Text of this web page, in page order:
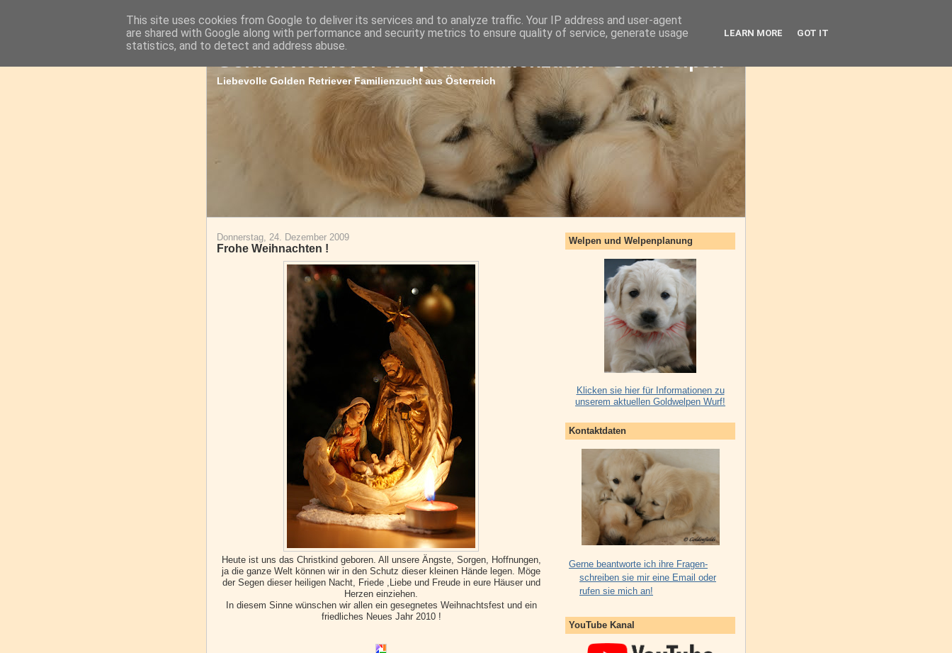
Liebevolle Golden Retriever Familienzucht aus Österreich
Donnerstag, 24. Dezember 2009
Frohe Weihnachten !
Heute ist uns das Christkind geboren. All unsere Ängste, Sorgen, Hoffnungen,
ja die ganze Welt können wir in den Schutz dieser kleinen Hände legen. Möge
der Segen dieser heiligen Nacht, Friede ,Liebe und Freude in eure Häuser und
Herzen einziehen.
In diesem Sinne wünschen wir allen ein gesegnetes Weihnachtsfest und ein
friedliches Neues Jahr 2010 !
Welpen und Welpenplanung
Klicken sie hier für Informationen zu
unserem aktuellen Goldwelpen Wurf!
Kontaktdaten
Gerne beantworte ich ihre Fragen-
schreiben sie mir eine Email oder
rufen sie mich an!
YouTube Kanal
This site uses cookies from Google to deliver its services and to analyze traffic. Your IP address and user-agent
are shared with Google along with performance and security metrics to ensure quality of service, generate usage
statistics, and to detect and address abuse.
LEARN MORE GOT IT